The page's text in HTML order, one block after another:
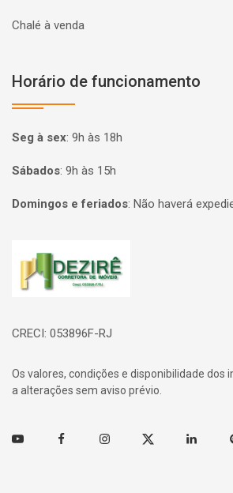
Chalé à venda
Horário de funcionamento
Seg à sex: 9h às 18h
Sábados: 9h às 15h
Domingos e feriados: Não haverá
Página inicial
CRECI: 053896F-RJ
Os valores, condições e disponibilidade dos
a alterações sem aviso prévio.
Youtube FacebookInstagramTwitter Linkedin